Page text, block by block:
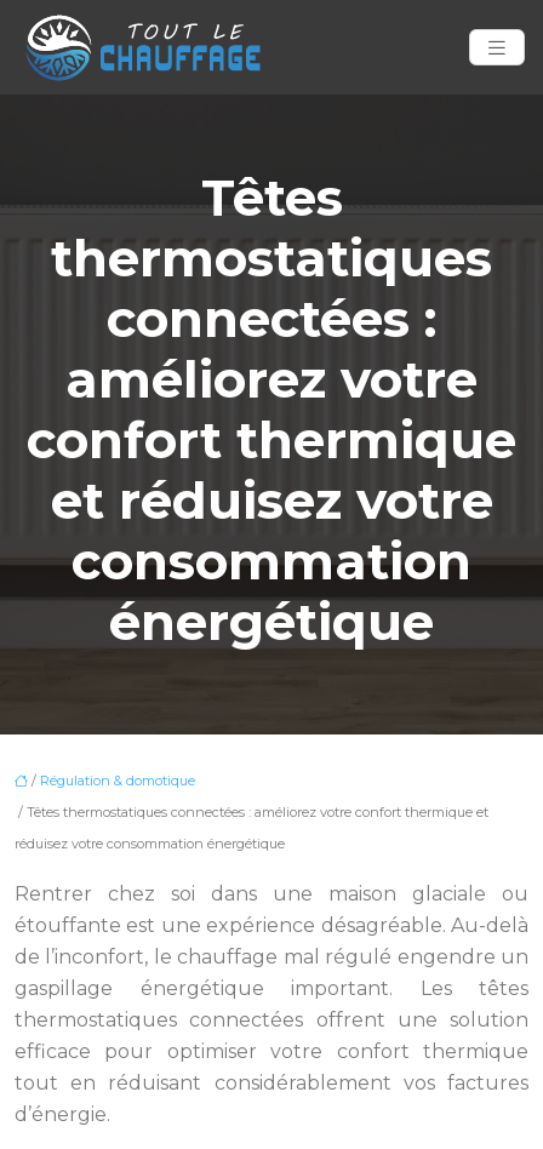
Têtes
thermostatiques
connectées :
améliorez votre
confort thermique
et réduisez votre
consommation
énergétique
/ Régulation & domotique
/ Têtes thermostatiques connectées : améliorez votre confort thermique et
réduisez votre consommation énergétique
Rentrer chez soi dans une maison glaciale ou
étouffante est une expérience désagréable. Au-delà
de l’inconfort, le chauffage mal régulé engendre un
gaspillage énergétique important. Les têtes
thermostatiques connectées offrent une solution
efficace pour optimiser votre confort thermique
tout en réduisant considérablement vos factures
d’énergie.